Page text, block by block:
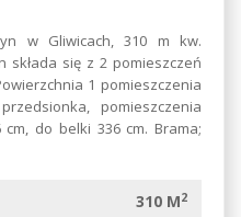
w Gliwicach, 310 m kw.
składa się z 2 pomieszczeń
1 pomieszczenia
pomieszczenia
do belki 336 cm. Brama;
310 M2